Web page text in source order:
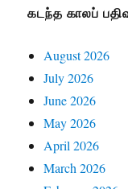
கடந்த காலப்
August 2026
July 2026
June 2026
May 2026
April 2026
March 2026